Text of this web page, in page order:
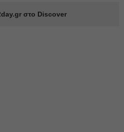
στο Discover